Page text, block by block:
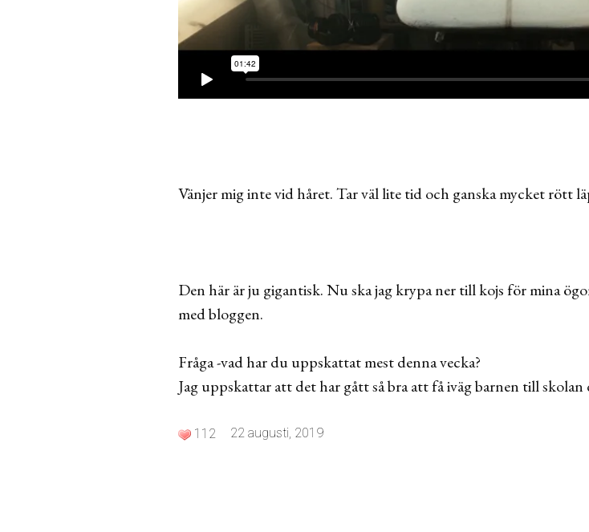
Vänjer mig inte vid håret. Tar väl lite tid och ganska mycket rött
Den här är ju gigantisk. Nu ska jag krypa ner till kojs för mina
med bloggen.
Fråga -vad har du uppskattat mest denna vecka?
Jag uppskattar att det har gått så bra att få iväg barnen till
112 22 augusti, 2019